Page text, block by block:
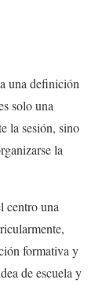
una definición
solo una
la sesión, sino
la
centro una
formativa y
de escuela y